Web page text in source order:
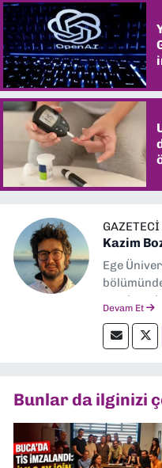
GAZETECI
Kazim
Ege
yerel ve
okumayı
Devam Et
Bunlar da ilginizi